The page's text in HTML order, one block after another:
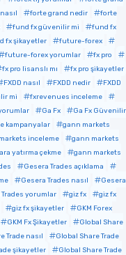
forte grand nedir
forte
fund fx güvenilir mi
fund fx
fx şikayetler
future-forex
future-forex yorumlar
fx pro
fx pro lisanslı mı
fx pro şikayetler
FXDD nasıl FXDD nedir
FXDD
mi
fxrevenues inceleme
Ga Fx
Ga Fx Güvenilir
kampanyalar
gann markets
inceleme
gann markets
yatırma çekme
gann markets
Gesera Trades açıklama
Gesera Trades nasıl
Gesera
yorumlar giz fx
giz fx
giz fx şikayetler
GKM Forex
GKM Fx Şikayetler
Global Share
Trade nasıl
Global Share Trade
şikayetler
Global Share Trade